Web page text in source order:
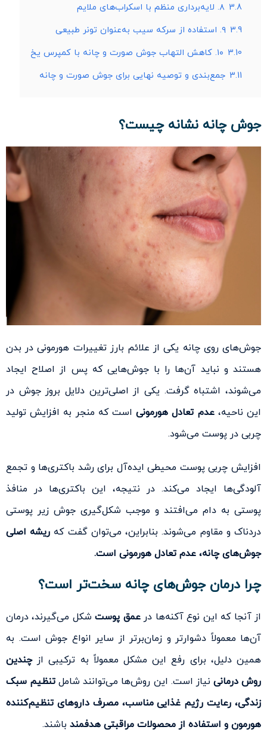
3.8 ۸. لایه‌برداری منظم با اسکراب‌های ملایم
3.9 ۹. استفاده از سرکه سیب به‌عنوان تونر طبیعی
3.10 ۱۰. کاهش التهاب جوش صورت و چانه با کمپرس یخ
3.11 جمع‌بندی و توصیه نهایی برای جوش صورت و چانه
جوش چانه نشانه چیست؟
جوش‌های روی چانه یکی از علائم بارز تغییرات هورمونی در بدن
هستند و نباید آن‌ها را با جوش‌هایی که پس از اصلاح ایجاد
می‌شوند، اشتباه گرفت. یکی از اصلی‌ترین دلایل بروز جوش در
این ناحیه،عدم تعادل هورمونیاست که منجر به افزایش تولید
چربی در پوست می‌شود.
افزایش چربی پوست محیطی ایده‌آل برای رشد باکتری‌ها و تجمع
آلودگی‌ها ایجاد می‌کند. در نتیجه، این باکتری‌ها در منافذ
پوستی به دام می‌افتند و موجب شکل‌گیری جوش زیر پوستی
دردناک و مقاوم می‌شوند. بنابراین، می‌توان گفت که ریشه اصلی
جوش‌های چانه، عدم تعادل هورمونی است.
چرا درمان جوش‌های چانه سخت‌تر است؟
از آنجا که این نوع آکنه‌ها درعمق پوستشکل می‌گیرند، درمان
آن‌ها معمولاً دشوارتر و زمان‌برتر از سایر انواع جوش‌ است. به
همین دلیل، برای رفع این مشکل معمولاً به ترکیبی ازچندین
روش درمانی نیاز است. این روش‌ها می‌توانند شاملتنظیم سبک
زندگی، رعایت رژیم غذایی مناسب، مصرف داروهای تنظیم‌کننده
هورمون و استفاده از محصولات مراقبتی هدفمند باشند.